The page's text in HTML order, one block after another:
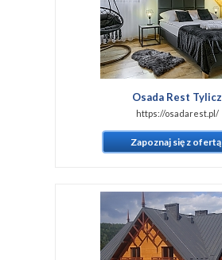
Osada Rest Tylicz
https://osadarest.pl/
Zapoznaj się z ofertą